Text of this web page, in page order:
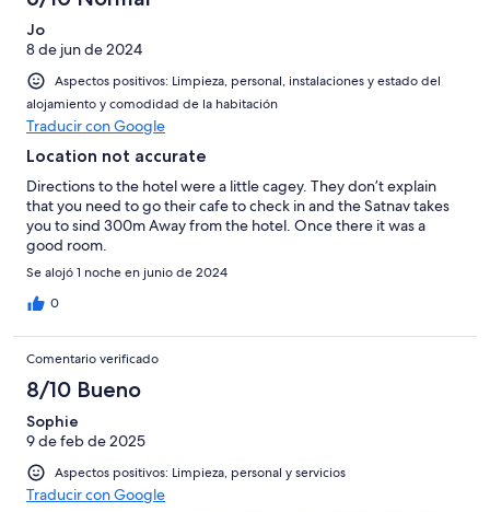
Jo
8 de jun de 2024
Aspectos positivos: Limpieza, personal, instalaciones y estado del
alojamiento y comodidad de la habitación
Traducir con Google
Location not accurate
Directions to the hotel were a little cagey. They don’t explain
that you need to go their cafe to check in and the Satnav takes
you to sind 300m Away from the hotel. Once there it was a
good room.
Se alojó 1 noche en junio de 2024
0
Comentario verificado
8/10 Bueno
Sophie
9 de feb de 2025
Aspectos positivos: Limpieza, personal y servicios
Traducir con Google